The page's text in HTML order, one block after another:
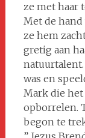
ze met haar
Met de
ze hem
gretig aan
was en
Mark die het
opborrelen.
begon te